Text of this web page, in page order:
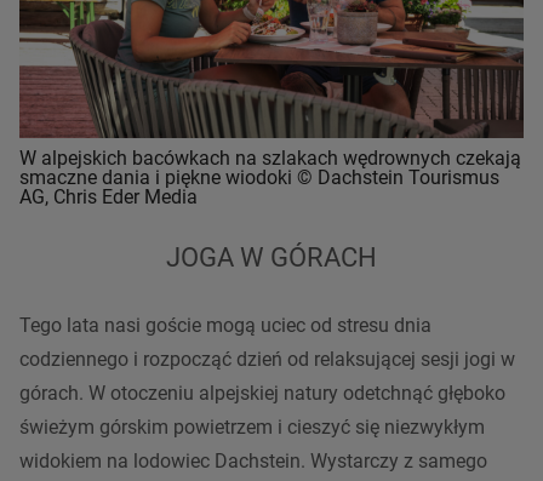
W alpejskich bacówkach na szlakach wędrownych czekają
smaczne dania i piękne wiodoki © Dachstein Tourismus
AG, Chris Eder Media
JOGA W GÓRACH
Tego lata nasi goście mogą uciec od stresu dnia
codziennego i rozpocząć dzień od relaksującej sesji jogi w
górach. W otoczeniu alpejskiej natury odetchnąć głęboko
świeżym górskim powietrzem i cieszyć się niezwykłym
widokiem na lodowiec Dachstein. Wystarczy z samego